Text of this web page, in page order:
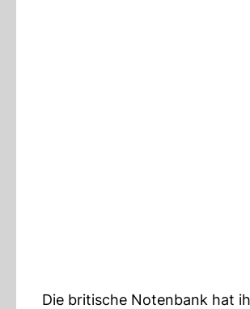
Die britische Notenbank hat